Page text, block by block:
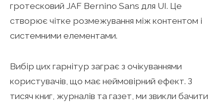
гротесковий JAF Bernino Sans для UI. Це
створює чітке розмежування між контентом і
системними елементами.
Вибір цих гарнітур заграє з очікуваннями
користувачів, що має неймовірний ефект. З
тисяч книг, журналів та газет, ми звикли бачити